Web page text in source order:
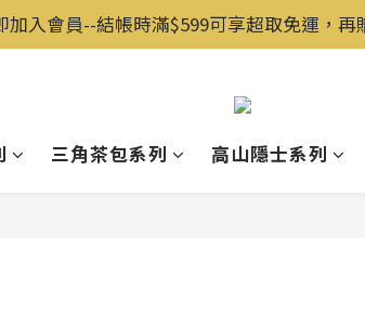
加入會員--結帳時滿$599可享超取免運，再
三角茶包系列 高山隱士系列